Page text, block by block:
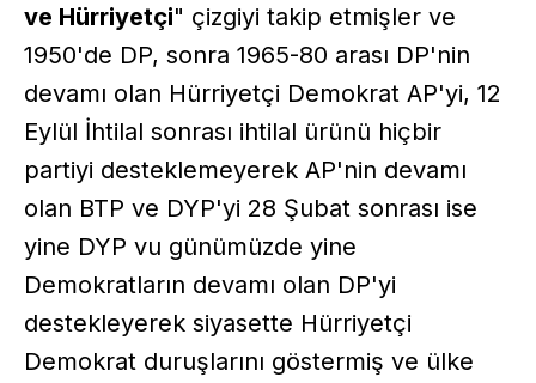
ve Hürriyetçi" çizgiyi takip etmişler ve
1950'de DP, sonra 1965-80 arası DP'nin
devamı olan Hürriyetçi Demokrat AP'yi, 12
Eylül İhtilal sonrası ihtilal ürünü hiçbir
partiyi desteklemeyerek AP'nin devamı
olan BTP ve DYP'yi 28 Şubat sonrası ise
yine DYP vu günümüzde yine
Demokratların devamı olan DP'yi
destekleyerek siyasette Hürriyetçi
Demokrat duruşlarını göstermiş ve ülke